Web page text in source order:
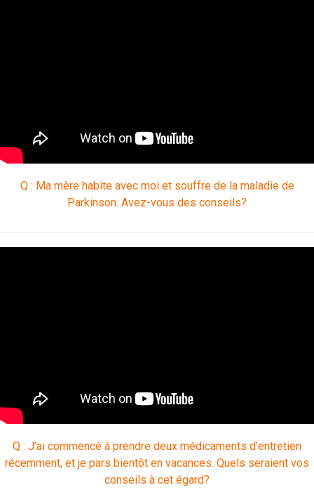
Q : Ma mère habite avec moi et souffre de la maladie de
Parkinson. Avez-vous des conseils?
Q : J’ai commencé à prendre deux médicaments d’entretien
récemment, et je pars bientôt en vacances. Quels seraient vos
conseils à cet égard?